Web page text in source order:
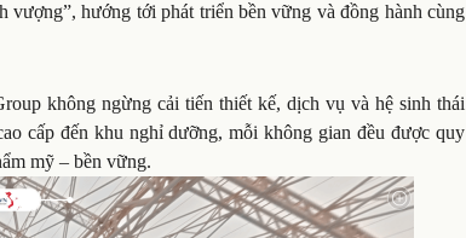
hướng tới phát triển bền vững và đồng hành cùng
không ngừng cải tiến thiết kế, dịch vụ và hệ sinh thái
cấp đến khu nghỉ dưỡng, mỗi không gian đều được quy
mỹ – bền vững.